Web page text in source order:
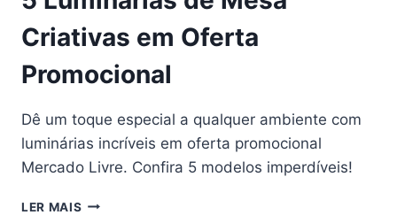
Criativas em Oferta
Promocional
Dê um toque especial a qualquer ambiente com
luminárias incríveis em oferta promocional
Mercado Livre. Confira 5 modelos imperdíveis!
LER MAIS 5